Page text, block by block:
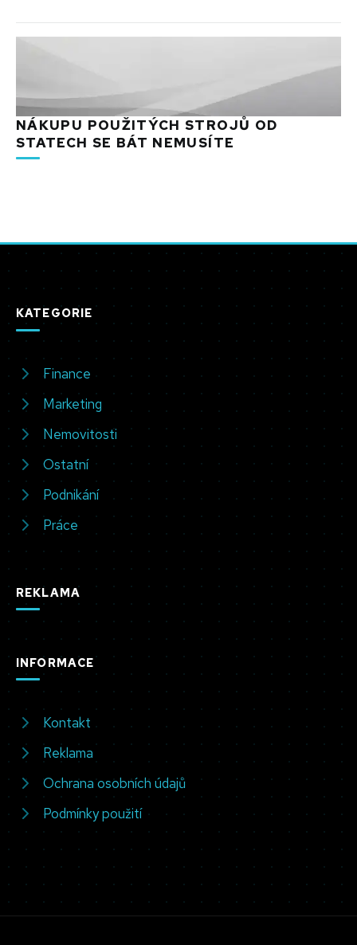
NÁKUPU POUŽITÝCH STROJŮ OD
STATECH SE BÁT NEMUSÍTE
KATEGORIE
Finance
Marketing
Nemovitosti
Ostatní
Podnikání
Práce
REKLAMA
INFORMACE
Kontakt
Reklama
Ochrana osobních údajů
Podmínky použití